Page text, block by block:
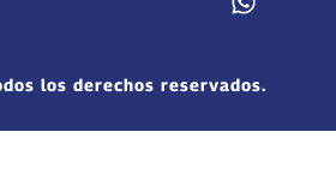
los derechos reservados.